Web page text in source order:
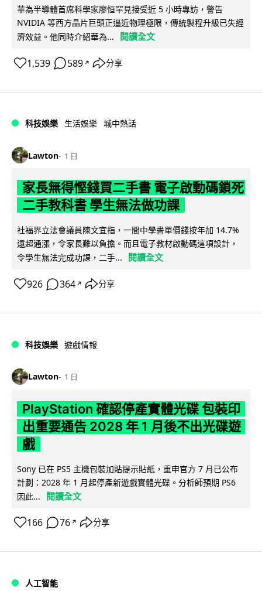
華為半導體首席科學家廖恒罕見接受近 5 小時專訪，警告
NVIDIA 等西方晶片巨頭正逼近物理極限，傳統製程升級已失經
濟效益。他同時介紹華為...
閱讀全文
1,539 589 ↗ 分享
科技娛樂 生活娛樂 城中熱話
Lawton 1 日
家長無得慳錢買二手書 電子啟動碼鎖死
二手教科書 學生無法做功課
社福界立法會議員陳文宜指，一間中學書單價錢按年加 14.7%
遠超通漲，令家長難以負擔。而且電子教材啟動碼這項設計，
令學生無法完成功課，二手...
閱讀全文
926 364 ↗ 分享
科技娛樂 遊戲情報
Lawton 1 日
PlayStation 確認停產實體光碟 包裝印
出重要通告 2028 年 1 月後不出光碟遊
戲
Sony 已在 PS5 主機包裝加貼提示貼紙，重申官方 7 月已公布
計劃：2028 年 1 月起停產新遊戲實體光碟。分析師預期 PS6
因此...
閱讀全文
166 76 ↗ 分享
人工智能